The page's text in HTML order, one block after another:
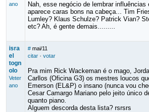
ano
Nah, esse negócio de lembrar influências
aparece caras bons na cabeça... Tim
Lumley? Klaus Schulze? Patrick Vian?
etc? Ah, é gente demais.........
isra
el
togn
olo
Veter
ano
# mai/11
citar· votar
Pra mim Rick Wackeman é o mago,
Carllos (Oficina G3) os mestres loucos
Emerson (EL&P) o insano (nunca vou
Cesar Camargo Mariano pelo jeito único
quanto piano.
Alguem descorda desta lista? rsrsrs